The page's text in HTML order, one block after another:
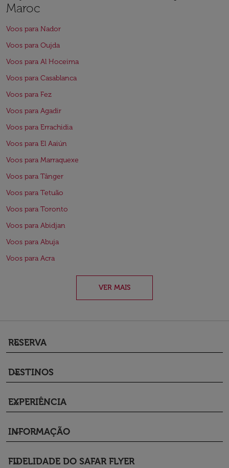
Maroc
Voos para Nador
Voos para Oujda
Voos para Al Hoceima
Voos para Casablanca
Voos para Fez
Voos para Agadir
Voos para Errachidia
Voos para El Aaiún
Voos para Marraquexe
Voos para Tânger
Voos para Tetuão
Voos para Toronto
Voos para Abidjan
Voos para Abuja
Voos para Acra
VER MAIS
RESERVA
keyboard_arrow_down
DESTINOS
keyboard_arrow_down
EXPERIÊNCIA
keyboard_arrow_down
INFORMAÇÃO
keyboard_arrow_down
FIDELIDADE DO SAFAR FLYER
keyboard_arrow_down